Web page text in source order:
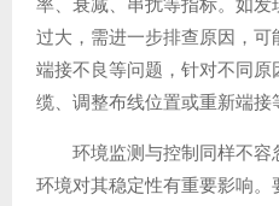
率、衰减、串扰等指标。如发
过大，需进一步排查原因，可
端接不良等问题，针对不同原
缆、调整布线位置或重新端接
环境监测与控制同样不容
环境对其稳定性有重要影响。